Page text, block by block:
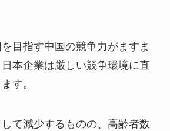
目指す中国の競争力がますま
本企業は厳しい競争環境に直
す。
て減少するものの、高齢者数